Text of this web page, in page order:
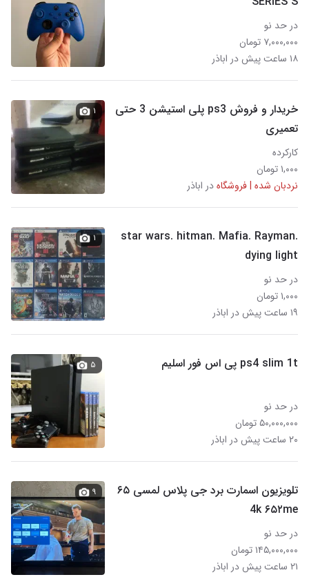
در حد نو
۷,۰۰۰,۰۰۰ تومان
۱۸ ساعت پیش در اباذر
خریدار و فروش ps3 پلی استیشن 3 حتی
تعمیری
کارکرده
۱,۰۰۰ تومان
نردبان شده | فروشگاهدر اباذر
۱
star wars. hitman. Mafia. Rayman.
dying light
در حد نو
۱,۰۰۰ تومان
۱۹ ساعت پیش در اباذر
۱
ps4 slim 1t پی اس فور اسلیم
در حد نو
۵۰,۰۰۰,۰۰۰ تومان
۲۰ ساعت پیش در اباذر
۵
تلویزیون اسمارت برد جی پلاس لمسی ۶۵
4k ۶۵۲me
در حد نو
۱۴۵,۰۰۰,۰۰۰ تومان
۲۱ ساعت پیش در اباذر
۹